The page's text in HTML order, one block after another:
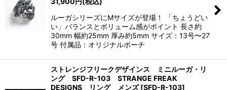
ルーガシリーズにMサイズが登場！ 「ちょうどい
い」バランスとボリューム感がポイント 長さ約
30mm 幅約25mm 厚み約5mm サイズ：13号〜27
号 付属品：オリジナルポーチ
ストレンジフリークデザインス ミニルーガ・リ
ング SFD-R-103 STRANGE FREAK
DESIGNS リング メンズ [SFD-R-103]